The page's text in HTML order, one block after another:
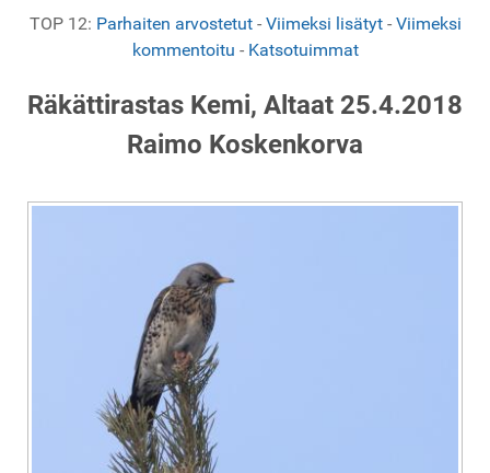
TOP 12: Parhaiten arvostetut- Viimeksi lisätyt- Viimeksi
kommentoitu - Katsotuimmat
Räkättirastas Kemi, Altaat 25.4.2018
Raimo Koskenkorva